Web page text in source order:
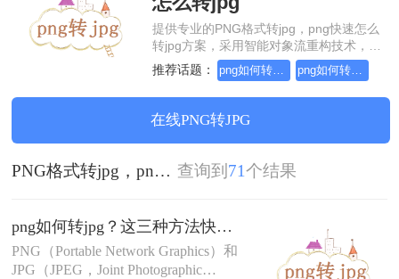
提供专业的PNG格式转jpg，png快速怎么
转jpg方案，采用智能对象流重构技术，确
保文档1:1高保真还原且排版不乱码。支持
一键批量处理，全链路 SSL 加密保障隐私
安全。助您快速实现PNG格式转jpg，png
快速怎么转jpg，无需安装，高效办公。
推荐话题： png如何转成jpg图片，有什么快速的方法
在线PNG转JPG
PNG格式转jpg，png快速怎么转jpg 查询到 71个结果
png如何转jpg？这三种方法快速搞定转换！
PNG（Portable Network Graphics）和
JPG（JPEG，Joint Photographic